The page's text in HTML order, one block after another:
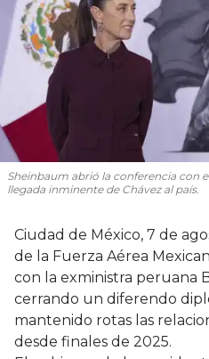
Sheinbaum abrió la conferencia con
llegada inminente de Chávez al país.
Ciudad de México, 7 de
de la Fuerza Aérea
con la exministra peruana
cerrando un diferendo
mantenido rotas las
desde finales de 2025.